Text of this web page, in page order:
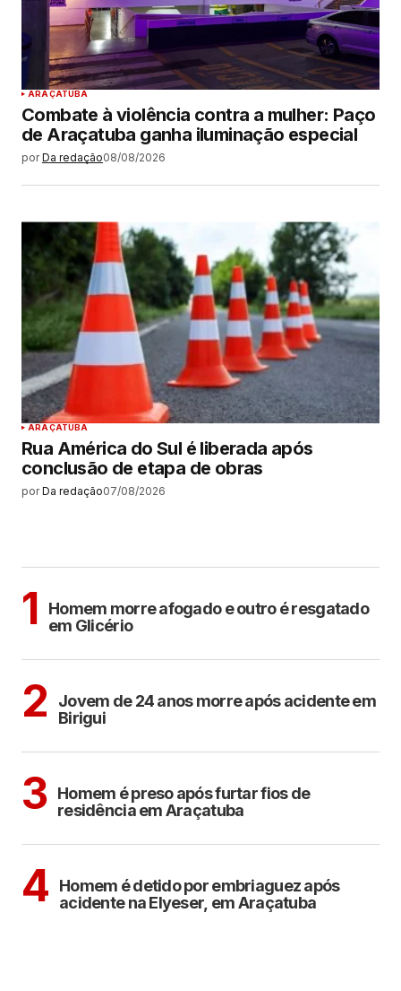
ARAÇATUBA
Combate à violência contra a mulher: Paço
de Araçatuba ganha iluminação especial
por Da redação08/08/2026
ARAÇATUBA
Rua América do Sul é liberada após
conclusão de etapa de obras
por Da redação07/08/2026
1
Homem morre afogado e outro é resgatado
em Glicério
2
Jovem de 24 anos morre após acidente em
Birigui
3 Homem é preso após furtar fios de
residência em Araçatuba
4
Homem é detido por embriaguez após
acidente na Elyeser, em Araçatuba